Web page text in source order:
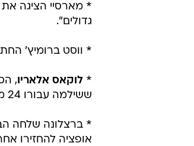
* מארסיי הציגה את
גדולים".
* ווסט ברומיץ'
* לוקאס אלאריו
ששילמה עבורו 24 מיליון יורו והפכה אותו לרכש היקר בתולדותיה.
* ברצלונה שלחה
אופציה להחזירו